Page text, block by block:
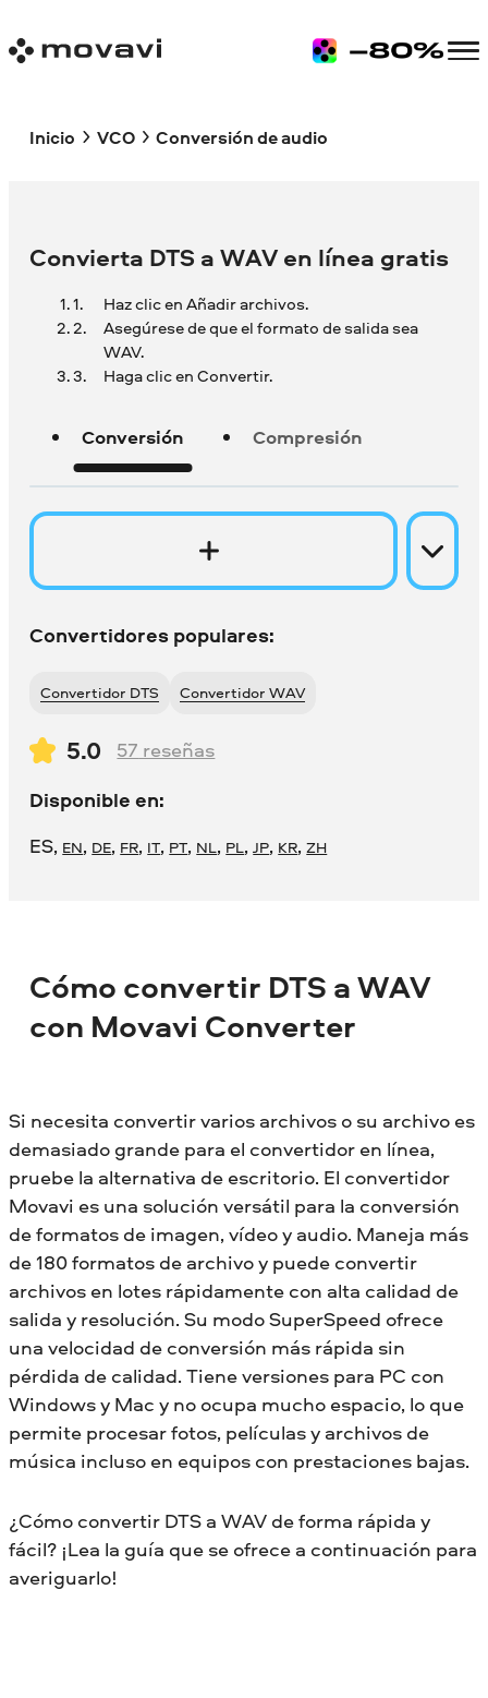
Inicio VCO Conversión de audio
Convierta DTS a WAV en línea gratis
Haz clic en Añadir archivos.
Asegúrese de que el formato de salida sea
WAV.
Haga clic en Convertir.
Conversión Compresión
Convertidores populares:
Convertidor DTS Convertidor WAV
5.0 57 reseñas
Disponible en:
ES, EN, DE, FR, IT, PT, NL, PL,JP, KR,ZH
Cómo convertir DTS a WAV
con Movavi Converter
Si necesita convertir varios archivos o su archivo es
demasiado grande para el convertidor en línea,
pruebe la alternativa de escritorio. El convertidor
Movavi es una solución versátil para la conversión
de formatos de imagen, vídeo y audio. Maneja más
de 180 formatos de archivo y puede convertir
archivos en lotes rápidamente con alta calidad de
salida y resolución. Su modo SuperSpeed ofrece
una velocidad de conversión más rápida sin
pérdida de calidad. Tiene versiones para PC con
Windows y Mac y no ocupa mucho espacio, lo que
permite procesar fotos, películas y archivos de
música incluso en equipos con prestaciones bajas.
¿Cómo convertir DTS a WAV de forma rápida y
fácil? ¡Lea la guía que se ofrece a continuación para
averiguarlo!